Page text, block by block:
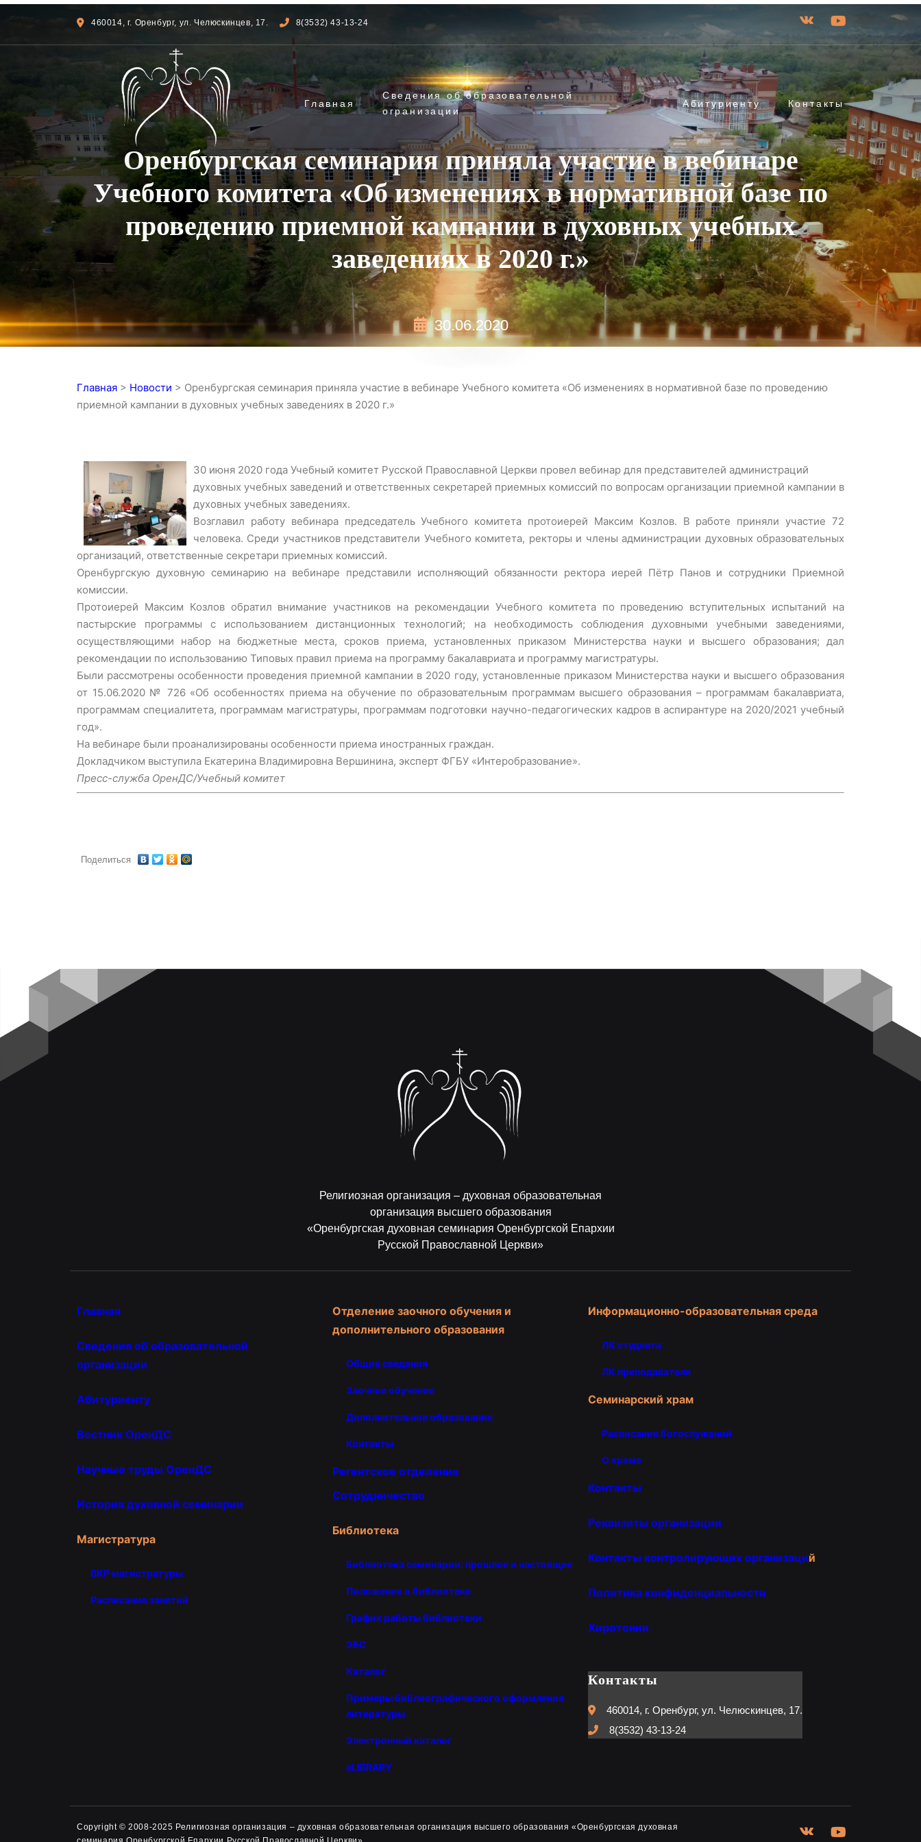
460014, г. Оренбург, ул. Челюскинцев, 17. 8(3532) 43-13-24
Главная
Сведения об образовательной
огранизации
Абитуриенту Контакты
Оренбургская семинария приняла участие в вебинаре
Учебного комитета «Об изменениях в нормативной базе по
проведению приемной кампании в духовных учебных
заведениях в 2020 г.»
30.06.2020
Главная > Новости > Оренбургская семинария приняла участие в вебинаре Учебного комитета «Об изменениях в нормативной базе по проведению
приемной кампании в духовных учебных заведениях в 2020 г.»
30 июня 2020 года Учебный комитет Русской Православной Церкви провел вебинар для представителей администраций
духовных учебных заведений и ответственных секретарей приемных комиссий по вопросам организации приемной кампании в
духовных учебных заведениях.
Возглавил работу вебинара председатель Учебного комитета протоиерей Максим Козлов. В работе приняли участие 72
человека. Среди участников представители Учебного комитета, ректоры и члены администрации духовных образовательных
организаций, ответственные секретари приемных комиссий.
Оренбургскую духовную семинарию на вебинаре представили исполняющий обязанности ректора иерей Пётр Панов и сотрудники Приемной
комиссии.
Протоиерей Максим Козлов обратил внимание участников на рекомендации Учебного комитета по проведению вступительных испытаний на
пастырские программы с использованием дистанционных технологий; на необходимость соблюдения духовными учебными заведениями,
осуществляющими набор на бюджетные места, сроков приема, установленных приказом Министерства науки и высшего образования; дал
рекомендации по использованию Типовых правил приема на программу бакалавриата и программу магистратуры.
Были рассмотрены особенности проведения приемной кампании в 2020 году, установленные приказом Министерства науки и высшего образования
от 15.06.2020 № 726 «Об особенностях приема на обучение по образовательным программам высшего образования – программам бакалавриата,
программам специалитета, программам магистратуры, программам подготовки научно-педагогических кадров в аспирантуре на 2020/2021 учебный
год».
На вебинаре были проанализированы особенности приема иностранных граждан.
Докладчиком выступила Екатерина Владимировна Вершинина, эксперт ФГБУ «Интеробразование».
Пресс-служба ОренДС/Учебный комитет
Поделиться
Религиозная организация – духовная образовательная
организация высшего образования
«Оренбургская духовная семинария Оренбургской Епархии
Русской Православной Церкви»
Главная
Сведения об образовательной
организации
Абитуриенту
Вестник ОренДС
Научные труды ОренДС
История духовной семинарии
Магистратура
ВКР магистратуры
Расписание занятий
Отделение заочного обучения и
дополнительного образования
Общие сведения
Заочное обучение
Дополнительное образование
Контакты
Регентское отделение
Сотрудничество
Библиотека
Библиотека семинарии: прошлое и настоящее
Положение о библиотеке
График работы библиотеки
ЭБС
Каталог
Примеры библиографического оформления
литературы
Электронный каталог
eLIBRARY
Информационно-образовательная среда
ЛК студента
ЛК преподавателя
Семинарский храм
Расписание богослужений
О храме
Контакты
Реквизиты организации
Контакты контролирующих организаций
Политика конфиденциальности
Хиротонии
Контакты
460014, г. Оренбург, ул. Челюскинцев, 17.
8(3532) 43-13-24
Copyright © 2008-2025 Религиозная организация – духовная образовательная организация высшего образования «Оренбургская духовная